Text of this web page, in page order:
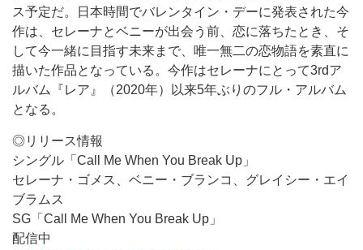
ス予定だ。日本時間でバレンタイン・デーに発表された今
作は、セレーナとベニーが出会う前、恋に落ちたとき、そ
して今一緒に目指す未来まで、唯一無二の恋物語を素直に
描いた作品となっている。今作はセレーナにとって3rdア
ルバム『レア』（2020年）以来5年ぶりのフル・アルバム
となる。
◎リリース情報
シングル「Call Me When You Break Up」
セレーナ・ゴメス、ベニー・ブランコ、グレイシー・エイ
ブラムス
SG「Call Me When You Break Up」
配信中